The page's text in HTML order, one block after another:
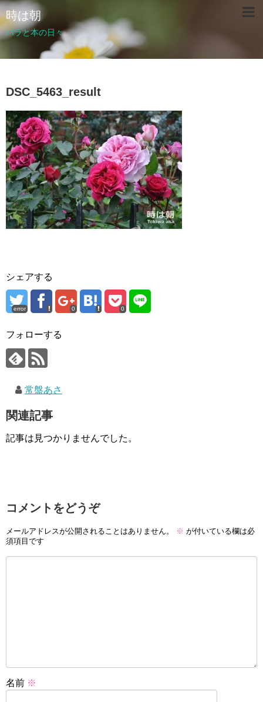
時は朝
バラと本の日々
DSC_5463_result
シェアする
error 0 0
フォローする
常盤あさ
関連記事
記事は見つかりませんでした。
コメントをどうぞ
メールアドレスが公開されることはありません。 ※ が付いている欄は必
須項目です
名前 ※